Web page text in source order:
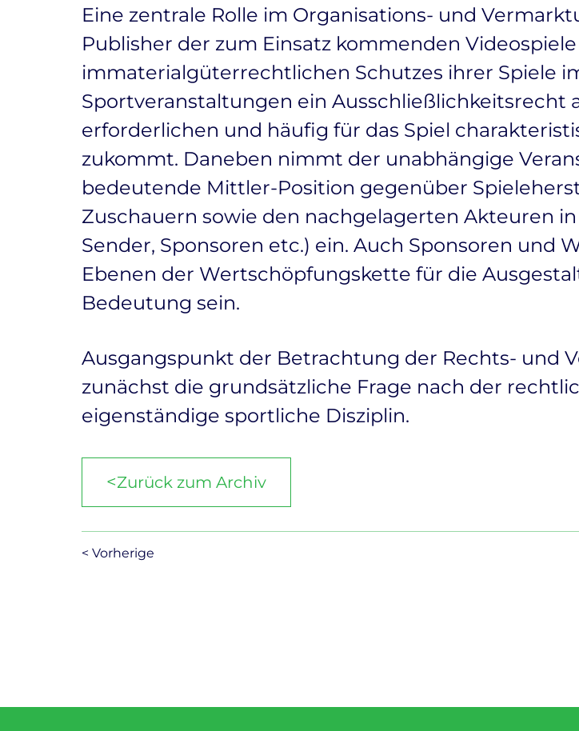
Eine zentrale Rolle im Organisations- und
Publisher der zum Einsatz kommenden
immaterialgüterrechtlichen Schutzes ihrer Spiele
Sportveranstaltungen ein Ausschließlichkeitsrecht
erforderlichen und häufig für das Spiel
zukommt. Daneben nimmt der unabhängige
bedeutende Mittler-Position gegenüber
Zuschauern sowie den nachgelagerten Akteuren
Sender, Sponsoren etc.) ein. Auch Sponsoren und
Ebenen der Wertschöpfungskette für die
Bedeutung sein.
Ausgangspunkt der Betrachtung der Rechts- und
zunächst die grundsätzliche Frage nach der
eigenständige sportliche Disziplin.
<Zurück zum Archiv
< Vorherige